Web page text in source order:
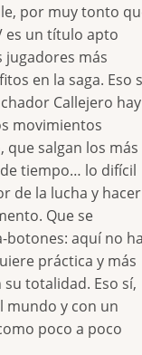
por muy tonto
es un título apto
más
en la saga. Eso
Callejero hay
movimientos
que salgan los más
tiempo… lo difícil
de la lucha y hacer
Que se
botones: aquí no
práctica y más
totalidad. Eso sí,
mundo y con un
poco a poco